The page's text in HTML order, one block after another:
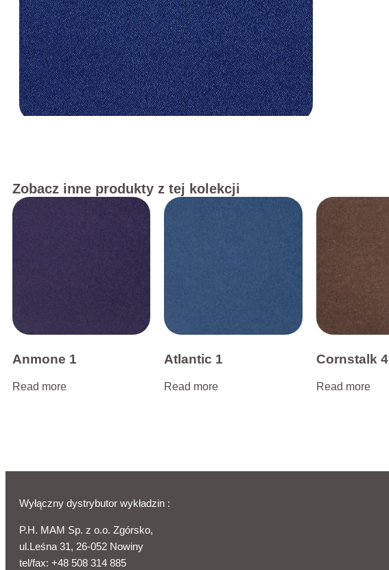
Zobacz inne produkty z tej kolekcji
Anmone 1
Read more
Atlantic 1
Read more
Cornstalk 4
Read more
Wyłączny dystrybutor wykładzin :
P.H. MAM Sp. z o.o. Zgórsko,
ul.Leśna 31, 26-052 Nowiny
tel/fax: +48 508 314 885